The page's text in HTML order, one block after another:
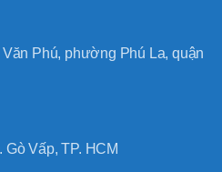
Phú, phường Phú La, quận
Gò Vấp, TP. HCM